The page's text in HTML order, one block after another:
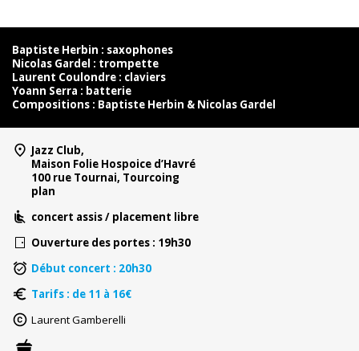
Baptiste Herbin : saxophones
Nicolas Gardel : trompette
Laurent Coulondre : claviers
Yoann Serra : batterie
Compositions : Baptiste Herbin & Nicolas Gardel
Jazz Club,
Maison Folie Hospoice d’Havré
100 rue Tournai, Tourcoing
plan
concert assis / placement libre
Ouverture des portes : 19h30
Début concert : 20h30
Tarifs : de 11 à 16€
Laurent Gamberelli